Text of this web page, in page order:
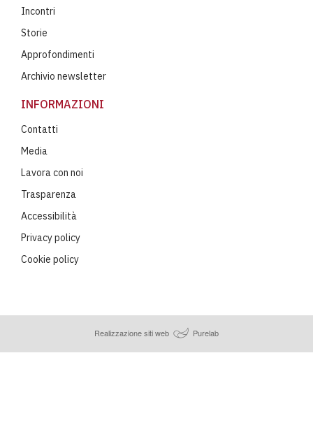
Incontri
Storie
Approfondimenti
Archivio newsletter
INFORMAZIONI
Contatti
Media
Lavora con noi
Trasparenza
Accessibilità
Privacy policy
Cookie policy
Realizzazione siti web Purelab